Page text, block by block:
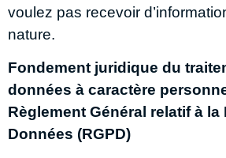
voulez pas recevoir
nature.
Fondement juridique du
données à caractère
Règlement Général relatif à
Données (RGPD)